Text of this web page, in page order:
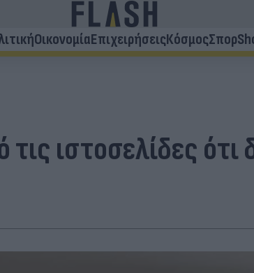
ΟικονομίαΕπιχειρήσειςΚόσμοςΣπορ
ιστοσελίδες ότι